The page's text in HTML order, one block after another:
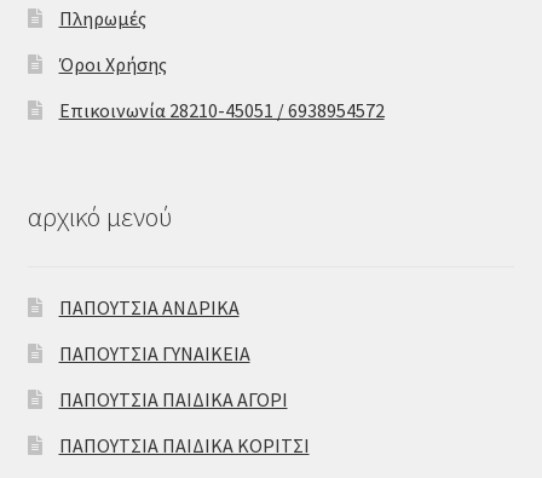
Πληρωμές
Όροι Χρήσης
Επικοινωνία 28210-45051 / 6938954572
αρχικό μενού
ΠΑΠΟΥΤΣΙΑ ΑΝΔΡΙΚΑ
ΠΑΠΟΥΤΣΙΑ ΓΥΝΑΙΚΕΙΑ
ΠΑΠΟΥΤΣΙΑ ΠΑΙΔΙΚΑ ΑΓΟΡΙ
ΠΑΠΟΥΤΣΙΑ ΠΑΙΔΙΚΑ ΚΟΡΙΤΣΙ